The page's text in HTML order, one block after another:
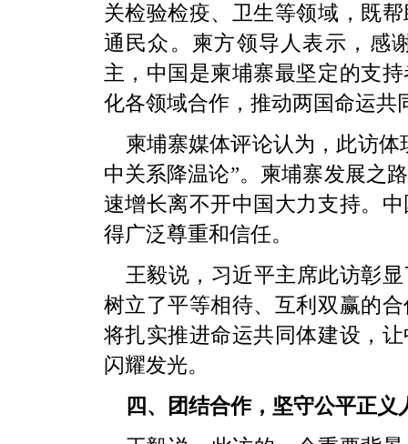
关检验检疫、卫生等领域，既
通民众。柬方领导人表示，感
主，中国是柬埔寨最坚定的支
化各领域合作，推动两国命运共
柬埔寨媒体评论认为，此访
中关系降温论”。柬埔寨发展之
速增长离不开中国大力支持。
得广泛尊重和信任。
王毅说，习近平主席此访彰
树立了平等相待、互利双赢的
将扎实推进命运共同体建设，
闪耀发光。
四、团结合作，坚守公平正义